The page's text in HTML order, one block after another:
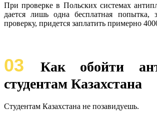
При проверке в Польских системах
дается лишь одна бесплатная
проверку, придется заплатить примерно
03
Как обойти
студентам Казахстана
Студентам Казахстана не позавидуешь.